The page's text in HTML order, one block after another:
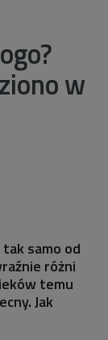
w
samo od
różni
temu
Jak